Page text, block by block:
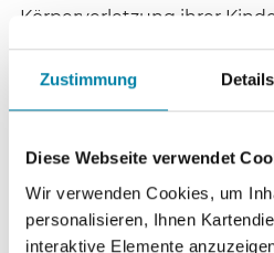
Zustimmung Details
Diese Webseite verwendet
Wir verwenden Cookies, um
personalisieren, Ihnen
interaktive Elemente
Körperverletzung ihrer
Bewährungsstrafen
verurteilte das Landgericht
Haft. Sieben Kinder, die bei
mit Ruten gezüchtigt und
Kreisjugendamt in Obhut
waren, leben laut